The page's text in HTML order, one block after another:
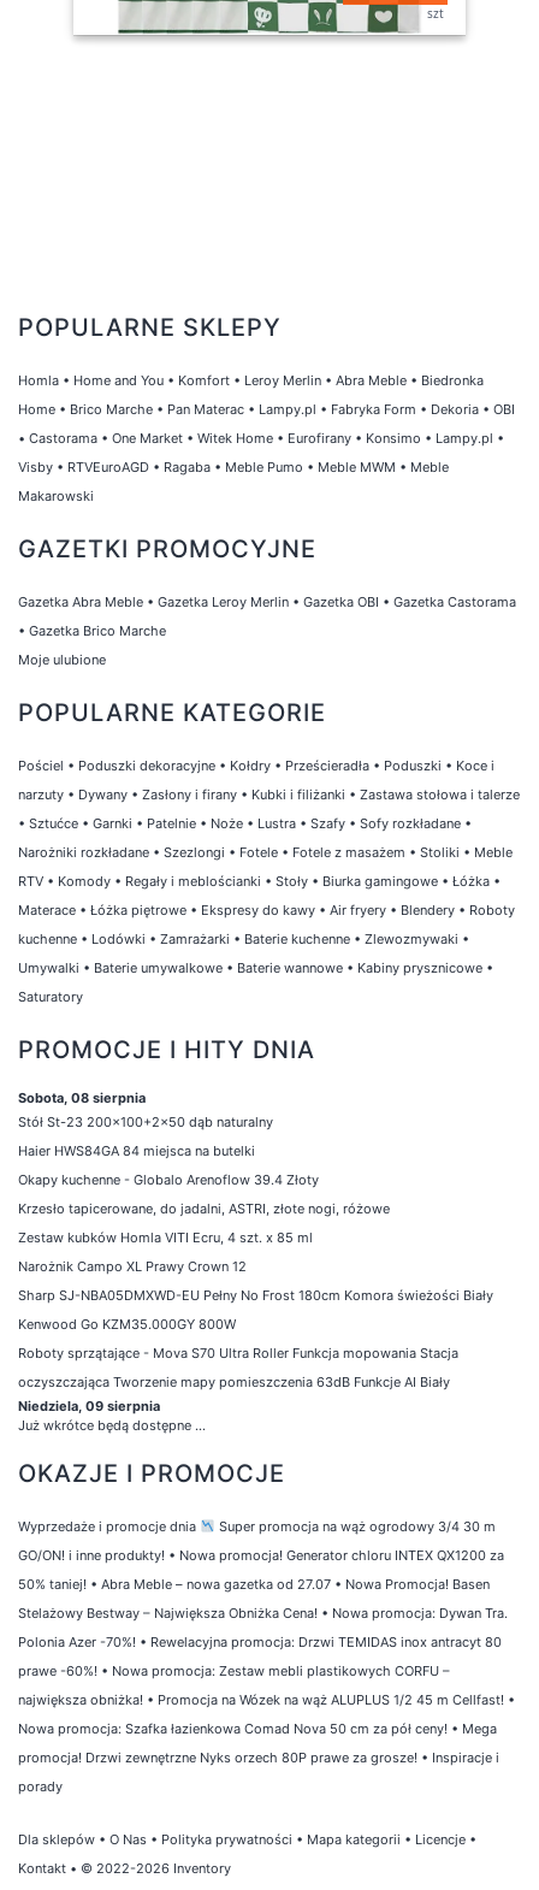
szt
POPULARNE SKLEPY
Homla • Home and You • Komfort • Leroy Merlin • Abra Meble • Biedronka
Home • Brico Marche • Pan Materac • Lampy.pl • Fabryka Form • Dekoria • OBI
• Castorama • One Market • Witek Home • Eurofirany • Konsimo • Lampy.pl •
Visby • RTVEuroAGD • Ragaba • Meble Pumo • Meble MWM • Meble
Makarowski
GAZETKI PROMOCYJNE
Gazetka Abra Meble • Gazetka Leroy Merlin • Gazetka OBI • Gazetka Castorama
• Gazetka Brico Marche
Moje ulubione
POPULARNE KATEGORIE
Pościel • Poduszki dekoracyjne • Kołdry • Prześcieradła • Poduszki • Koce i
narzuty • Dywany • Zasłony i firany • Kubki i filiżanki • Zastawa stołowa i talerze
• Sztućce • Garnki • Patelnie • Noże • Lustra • Szafy • Sofy rozkładane •
Narożniki rozkładane • Szezlongi • Fotele • Fotele z masażem • Stoliki • Meble
RTV • Komody • Regały i meblościanki • Stoły • Biurka gamingowe • Łóżka •
Materace • Łóżka piętrowe • Ekspresy do kawy • Air fryery • Blendery • Roboty
kuchenne • Lodówki • Zamrażarki • Baterie kuchenne • Zlewozmywaki •
Umywalki • Baterie umywalkowe • Baterie wannowe • Kabiny prysznicowe •
Saturatory
PROMOCJE I HITY DNIA
Sobota, 08 sierpnia
Stół St-23 200x100+2x50 dąb naturalny
Haier HWS84GA 84 miejsca na butelki
Okapy kuchenne - Globalo Arenoflow 39.4 Złoty
Krzesło tapicerowane, do jadalni, ASTRI, złote nogi, różowe
Zestaw kubków Homla VITI Ecru, 4 szt. x 85 ml
Narożnik Campo XL Prawy Crown 12
Sharp SJ-NBA05DMXWD-EU Pełny No Frost 180cm Komora świeżości Biały
Kenwood Go KZM35.000GY 800W
Roboty sprzątające - Mova S70 Ultra Roller Funkcja mopowania Stacja
oczyszczająca Tworzenie mapy pomieszczenia 63dB Funkcje AI Biały
Niedziela, 09 sierpnia
Już wkrótce będą dostępne ...
OKAZJE I PROMOCJE
Wyprzedaże i promocje dnia
Super promocja na wąż ogrodowy 3/4 30 m
GO/ON! i inne produkty! • Nowa promocja! Generator chloru INTEX QX1200 za
50% taniej! • Abra Meble – nowa gazetka od 27.07 • Nowa Promocja! Basen
Stelażowy Bestway – Największa Obniżka Cena! • Nowa promocja: Dywan Tra.
Polonia Azer -70%! • Rewelacyjna promocja: Drzwi TEMIDAS inox antracyt 80
prawe -60%! • Nowa promocja: Zestaw mebli plastikowych CORFU –
największa obniżka! • Promocja na Wózek na wąż ALUPLUS 1/2 45 m Cellfast! •
Nowa promocja: Szafka łazienkowa Comad Nova 50 cm za pół ceny! • Mega
promocja! Drzwi zewnętrzne Nyks orzech 80P prawe za grosze! • Inspiracje i
porady
Dla sklepów • O Nas • Polityka prywatności • Mapa kategorii • Licencje •
Kontakt • © 2022-2026 Inventory